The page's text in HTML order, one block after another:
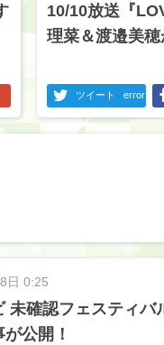
10/10放送『
理菜＆渡邉美穂
ツイート error
日 0:25
未確認フェスティ
公開！